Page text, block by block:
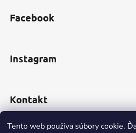
Tento web používa súbory cookie.
Facebook
Instagram
Kontakt
obchod@incomp.sk